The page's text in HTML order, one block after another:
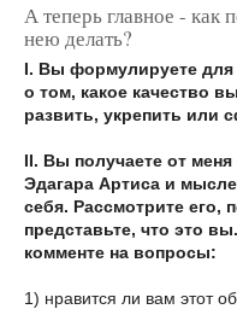
А теперь главное - как
нею делать?
I. Вы формулируете для
о том, какое качество
развить, укрепить или
II. Вы получаете от
Эдагара Артиса и
себя. Рассмотрите его,
представьте, что это
комменте на вопросы:
1) нравится ли вам этот